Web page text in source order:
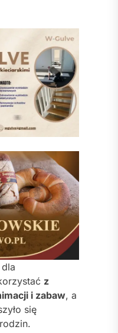
z
i zabaw, a
się